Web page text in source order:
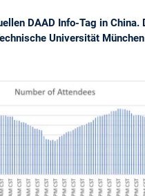
DAAD Info-Tag in China.
Universität